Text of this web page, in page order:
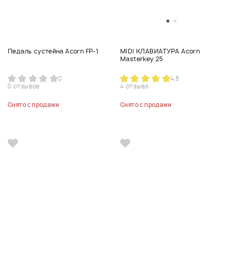
Педаль сустейна Acorn FP-1
0
0 отзывов
Снято с продажи
MIDI КЛАВИАТУРА Acorn
Masterkey 25
4.8
4 отзыва
Снято с продажи